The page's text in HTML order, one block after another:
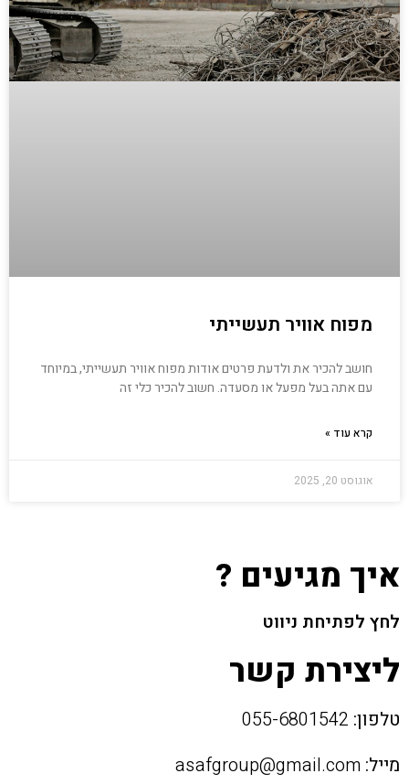
מפוח אוויר תעשייתי
חושב להכיר את ולדעת פרטים אודות מפוח אוויר תעשייתי, במיוחד
עם אתה בעל מפעל או מסעדה. חשוב להכיר כלי זה
קרא עוד »
אוגוסט 20, 2025
איך מגיעים ?
לחץ לפתיחת ניווט
ליצירת קשר
טלפון:
מייל: asafgroup@gmail.com